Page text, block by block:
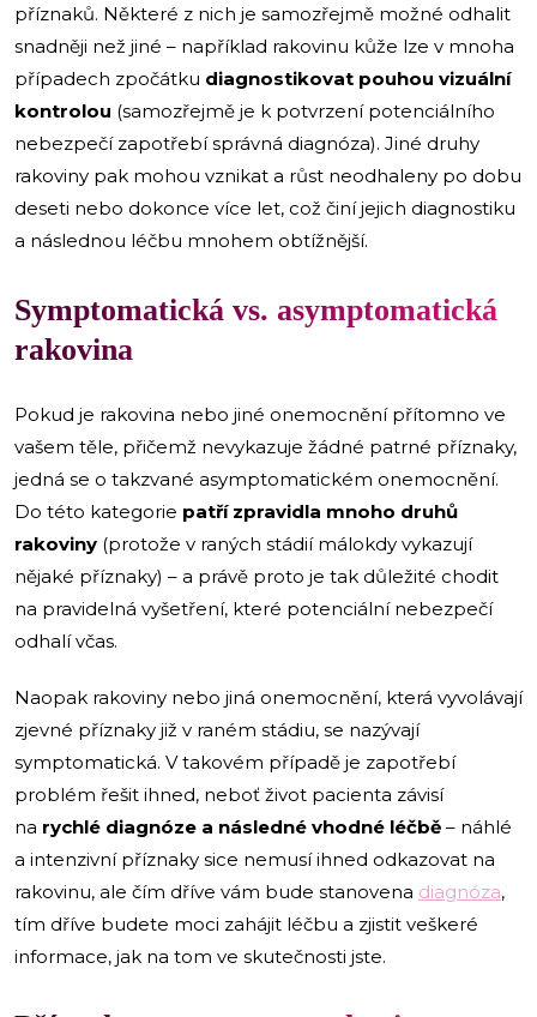
příznaků. Některé z nich je samozřejmě možné odhalit
snadněji než jiné – například rakovinu kůže lze v mnoha
případech zpočátku diagnostikovat pouhou vizuální
kontrolou (samozřejmě je k potvrzení potenciálního
nebezpečí zapotřebí správná diagnóza). Jiné druhy
rakoviny pak mohou vznikat a růst neodhaleny po dobu
deseti nebo dokonce více let, což činí jejich diagnostiku
a následnou léčbu mnohem obtížnější.
Symptomatická vs. asymptomatická
rakovina
Pokud je rakovina nebo jiné onemocnění přítomno ve
vašem těle, přičemž nevykazuje žádné patrné příznaky,
jedná se o takzvané asymptomatickém onemocnění.
Do této kategorie patří zpravidla mnoho druhů
rakoviny (protože v raných stádií málokdy vykazují
nějaké příznaky) – a právě proto je tak důležité chodit
na pravidelná vyšetření, které potenciální nebezpečí
odhalí včas.
Naopak rakoviny nebo jiná onemocnění, která vyvolávají
zjevné příznaky již v raném stádiu, se nazývají
symptomatická. V takovém případě je zapotřebí
problém řešit ihned, neboť život pacienta závisí
na rychlé diagnóze a následné vhodné léčbě – náhlé
a intenzivní příznaky sice nemusí ihned odkazovat na
rakovinu, ale čím dříve vám bude stanovena diagnóza,
tím dříve budete moci zahájit léčbu a zjistit veškeré
informace, jak na tom ve skutečnosti jste.